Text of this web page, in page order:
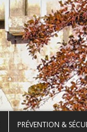
PRÉVENTION &